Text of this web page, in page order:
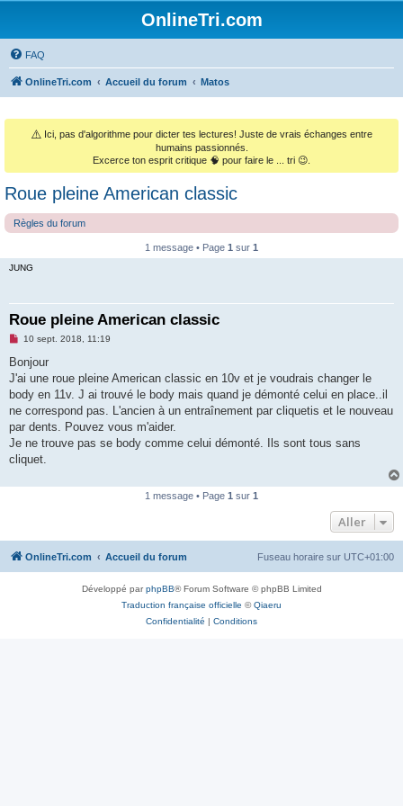
OnlineTri.com
FAQ
OnlineTri.com Accueil du forum Matos
⚠️ Ici, pas d'algorithme pour dicter tes lectures! Juste de vrais échanges entre
humains passionnés.
Excerce ton esprit critique 🧠 pour faire le ... tri 😉.
Roue pleine American classic
Règles du forum
1 message • Page 1 sur 1
JUNG
Roue pleine American classic
M
s
a
g
n
o
l
u
10 sept. 2018, 11:19
Bonjour
J'ai une roue pleine American classic en 10v et je voudrais changer le
body en 11v. J ai trouvé le body mais quand je démonté celui en place..il
ne correspond pas. L'ancien à un entraînement par cliquetis et le nouveau
par dents. Pouvez vous m'aider.
Je ne trouve pas se body comme celui démonté. Ils sont tous sans
cliquet.
1 message • Page 1 sur 1
Aller
OnlineTri.com Accueil du forum Fuseau horaire sur UTC+01:00
Développé parphpBB® Forum Software © phpBB Limited
Traduction française officielle ©Qiaeru
Confidentialité | Conditions